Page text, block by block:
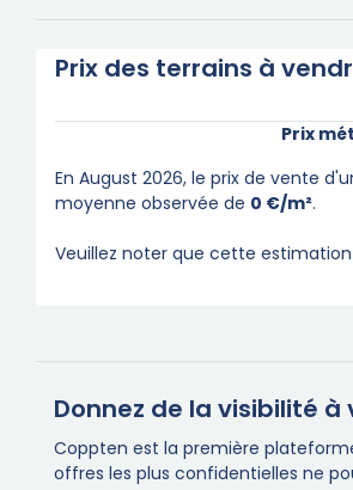
Prix des terrains à
Prix
En August 2026, le prix de vente
moyenne observée de 0 €/m².
Veuillez noter que cette
Donnez de la visibilité
Coppten est la première
offres les plus confidentielles ne